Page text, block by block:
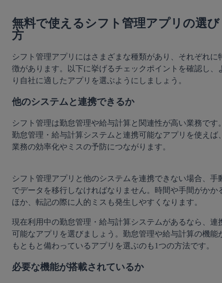
無料で使えるシフト管理アプリの選び
方
シフト管理アプリにはさまざまな種類があり、それぞれに
徴があります。以下に挙げるチェックポイントを確認し、
り自社に適したアプリを選ぶようにしましょう。
他のシステムと連携できるか
シフト管理は勤怠管理や給与計算と関連性が高い業務です
勤怠管理・給与計算システムと連携可能なアプリを使えば
業務の効率化やミスの予防につながります。
シフト管理アプリと他のシステムを連携できない場合、手
でデータを移行しなければなりません。時間や手間がかか
ほか、転記の際に人的ミスも発生しやすくなります。
現在利用中の勤怠管理・給与計算システムがあるなら、連
可能なアプリを選びましょう。勤怠管理や給与計算の機能
もともと備わっているアプリを選ぶのも1つの方法です。
必要な機能が搭載されているか